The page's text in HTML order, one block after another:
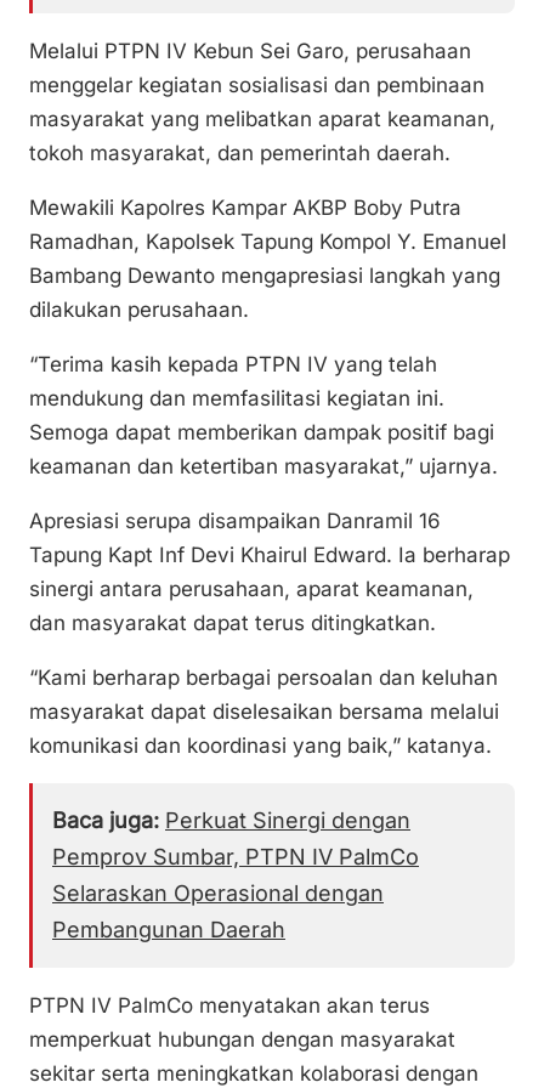
Melalui PTPN IV Kebun Sei Garo, perusahaan
menggelar kegiatan sosialisasi dan pembinaan
masyarakat yang melibatkan aparat keamanan,
tokoh masyarakat, dan pemerintah daerah.
Mewakili Kapolres Kampar AKBP Boby Putra
Ramadhan, Kapolsek Tapung Kompol Y. Emanuel
Bambang Dewanto mengapresiasi langkah yang
dilakukan perusahaan.
“Terima kasih kepada PTPN IV yang telah
mendukung dan memfasilitasi kegiatan ini.
Semoga dapat memberikan dampak positif bagi
keamanan dan ketertiban masyarakat,” ujarnya.
Apresiasi serupa disampaikan Danramil 16
Tapung Kapt Inf Devi Khairul Edward. Ia berharap
sinergi antara perusahaan, aparat keamanan,
dan masyarakat dapat terus ditingkatkan.
“Kami berharap berbagai persoalan dan keluhan
masyarakat dapat diselesaikan bersama melalui
komunikasi dan koordinasi yang baik,” katanya.
Baca juga: Perkuat Sinergi dengan
Pemprov Sumbar, PTPN IV PalmCo
Selaraskan Operasional dengan
Pembangunan Daerah
PTPN IV PalmCo menyatakan akan terus
memperkuat hubungan dengan masyarakat
sekitar serta meningkatkan kolaborasi dengan